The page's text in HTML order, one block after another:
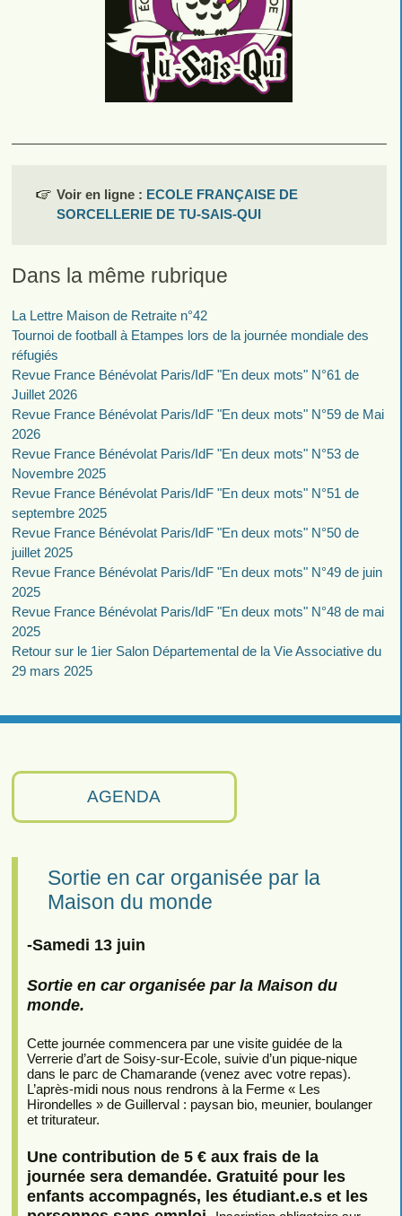
AGENDA
Sortie en car organisée par la
Maison du monde
-Samedi 13 juin
Sortie en car organisée par la Maison du
monde.
Cette journée commencera par une visite guidée de la
Verrerie d’art de Soisy-sur-Ecole, suivie d’un pique-nique
dans le parc de Chamarande (venez avec votre repas).
L’après-midi nous nous rendrons à la Ferme « Les
Hirondelles » de Guillerval : paysan bio, meunier, boulanger
et triturateur.
Une contribution de 5 € aux frais de la
journée sera demandée. Gratuité pour les
enfants accompagnés, les étudiant.e.s et les
Voir en ligne : ECOLE FRANÇAISE DE
SORCELLERIE DE TU-SAIS-QUI
Dans la même rubrique
La Lettre Maison de Retraite n°42
Tournoi de football à Etampes lors de la journée mondiale des
réfugiés
Revue France Bénévolat Paris/IdF "En deux mots" N°61 de
Juillet 2026
Revue France Bénévolat Paris/IdF "En deux mots" N°59 de Mai
2026
Revue France Bénévolat Paris/IdF "En deux mots" N°53 de
Novembre 2025
Revue France Bénévolat Paris/IdF "En deux mots" N°51 de
septembre 2025
Revue France Bénévolat Paris/IdF "En deux mots" N°50 de
juillet 2025
Revue France Bénévolat Paris/IdF "En deux mots" N°49 de juin
2025
Revue France Bénévolat Paris/IdF "En deux mots" N°48 de mai
2025
Retour sur le 1ier Salon Départemental de la Vie Associative du
29 mars 2025